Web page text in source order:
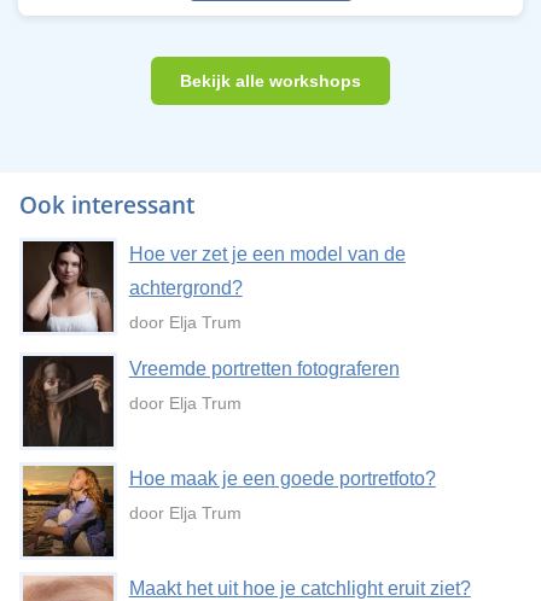
Bekijk alle workshops
Ook interessant
Hoe ver zet je een model van de
achtergrond?
door Elja Trum
Vreemde portretten fotograferen
door Elja Trum
Hoe maak je een goede portretfoto?
door Elja Trum
Maakt het uit hoe je catchlight eruit ziet?